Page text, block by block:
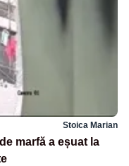
Stoica Marian
marfă a eșuat la